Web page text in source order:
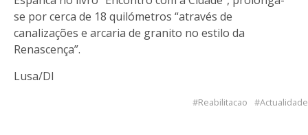
se por cerca de 18 quilómetros “através de
canalizações e arcaria de granito no estilo da
Renascença”.
Lusa/DI
Reabilitacao Actualidade